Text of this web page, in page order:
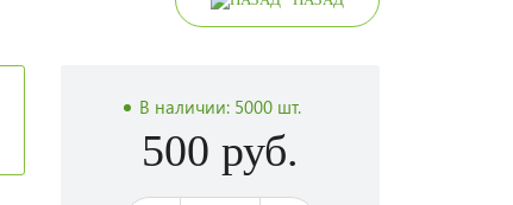
В наличии: 5000 шт.
500 руб.